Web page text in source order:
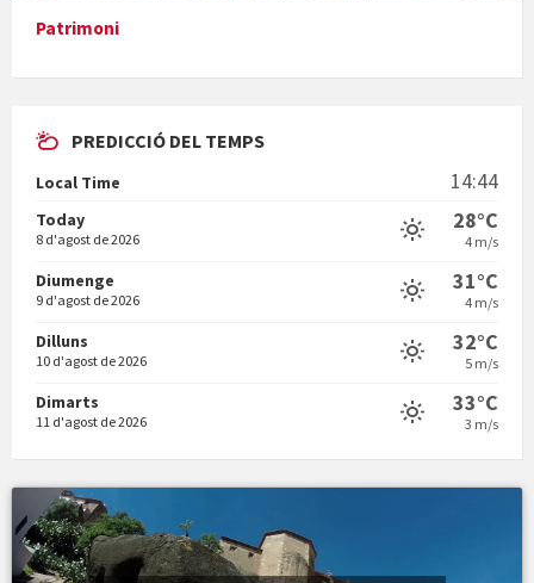
En Bum
Vermuts a la Font. Hit parit
Patrimoni
PREDICCIÓ DEL TEMPS
Local Time 14:44
Today
8 d'agost de 2026
28°C
4 m/s
Diumenge
9 d'agost de 2026
31°C
4 m/s
Dilluns
10 d'agost de 2026
32°C
5 m/s
Dimarts
11 d'agost de 2026
33°C
3 m/s